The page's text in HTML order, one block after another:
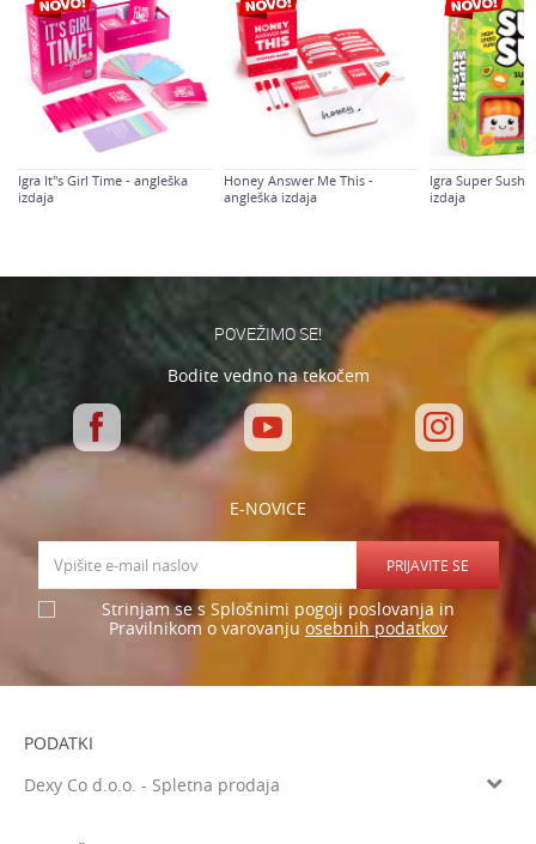
Spol
Univerzalno
Starost
8+ let
Sporočilo
POŠLJI
Igra It"s Girl Time - angleška
izdaja
Honey Answer Me This -
angleška izdaja
Igra Super Sushi
izdaja
POVEŽIMO SE!
Bodite vedno na tekočem
E-NOVICE
PRIJAVITE SE
Strinjam se s Splošnimi pogoji poslovanja in
Pravilnikom o varovanju osebnih podatkov
PODATKI
Dexy Co d.o.o. - Spletna prodaja